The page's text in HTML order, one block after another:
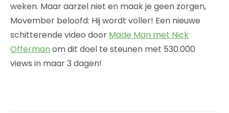
weken. Maar aarzel niet en maak je geen zorgen,
Movember beloofd: Hij wordt voller! Een nieuwe
schitterende video door Made Man met Nick
Offerman om dit doel te steunen met 530.000
views in maar 3 dagen!